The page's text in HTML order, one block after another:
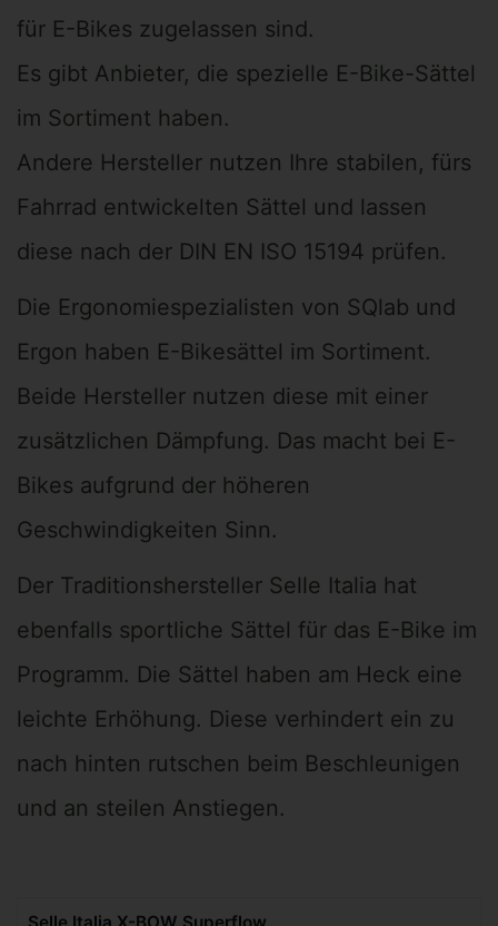
für E-Bikes zugelassen sind.
Es gibt Anbieter, die spezielle E-Bike-Sättel
im Sortiment haben.
Andere Hersteller nutzen Ihre stabilen, fürs
Fahrrad entwickelten Sättel und lassen
diese nach der DIN EN ISO 15194 prüfen.
Die Ergonomiespezialisten von SQlab und
Ergon haben E-Bikesättel im Sortiment.
Beide Hersteller nutzen diese mit einer
zusätzlichen Dämpfung. Das macht bei E-
Bikes aufgrund der höheren
Geschwindigkeiten Sinn.
Der Traditionshersteller Selle Italia hat
ebenfalls sportliche Sättel für das E-Bike im
Programm. Die Sättel haben am Heck eine
leichte Erhöhung. Diese verhindert ein zu
nach hinten rutschen beim Beschleunigen
und an steilen Anstiegen.